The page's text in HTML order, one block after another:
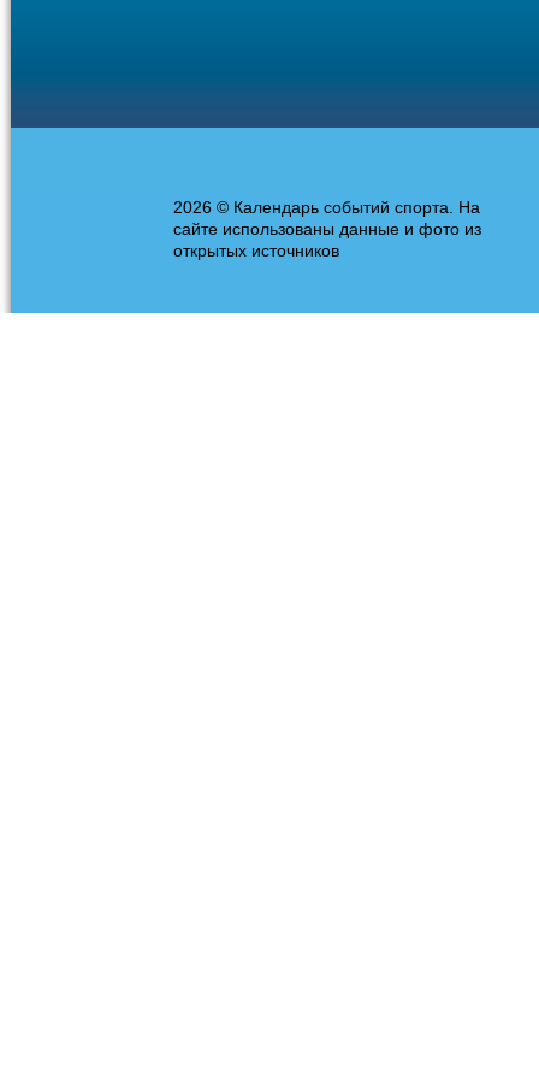
2026 © Календарь событий спорта. На
сайте использованы данные и фото из
открытых источников